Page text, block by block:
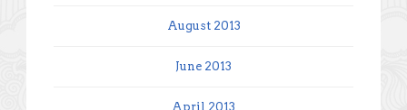
August 2013
June 2013
April 2013